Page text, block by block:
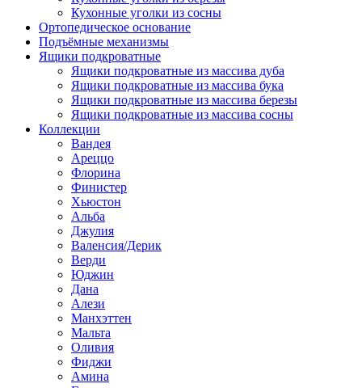
Кухонные уголки из сосны
Ортопедическое основание
Подъёмные механизмы
Ящики подкроватные
Ящики подкроватные из массива дуба
Ящики подкроватные из массива бука
Ящики подкроватные из массива березы
Ящики подкроватные из массива сосны
Коллекции
Вандея
Ареццо
Флорина
Финистер
Хьюстон
Альба
Джулия
Валенсия/Дерик
Верди
Юджин
Дана
Алези
Манхэттен
Мальта
Оливия
Фиджи
Амина